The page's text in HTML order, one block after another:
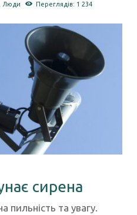
Люди Переглядів: 1 234
сирена
пильність та увагу.